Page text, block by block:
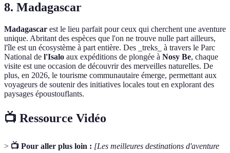
8. Madagascar
Madagascar est le lieu parfait pour ceux qui cherchent une aventure
unique. Abritant des espèces que l'on ne trouve nulle part ailleurs,
l'île est un écosystème à part entière. Des _treks_ à travers le Parc
National de l'Isalo aux expéditions de plongée à Nosy Be, chaque
visite est une occasion de découvrir des merveilles naturelles. De
plus, en 2026, le tourisme communautaire émerge, permettant aux
voyageurs de soutenir des initiatives locales tout en explorant des
paysages époustouflants.
📺 Ressource Vidéo
> 📺 Pour aller plus loin : [Les meilleures destinations d'aventure